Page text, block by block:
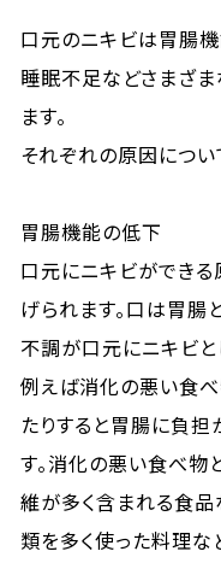
口元のニキビは胃腸機
睡眠不足などさまざま
ます。
それぞれの原因につい
胃腸機能の低下
口元にニキビができ
げられます。口は胃腸
不調が口元にニキビと
例えば消化の悪い食べ
たりすると胃腸に負担
す。消化の悪い食べ物
維が多く含まれる食品
類を多く使った料理な